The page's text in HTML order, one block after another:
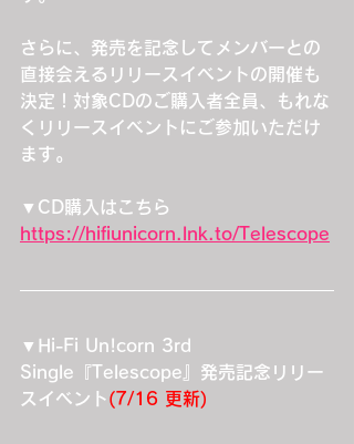
さらに、発売を記念してメンバーとの
直接会えるリリースイベントの開催も
決定！対象CDのご購入者全員、もれな
くリリースイベントにご参加いただけ
ます。
▼CD購入はこちら
https://hifiunicorn.lnk.to/Telescope
▼Hi-Fi Un!corn 3rd
Single『Telescope』発売記念リリー
スイベント(7/16 更新)